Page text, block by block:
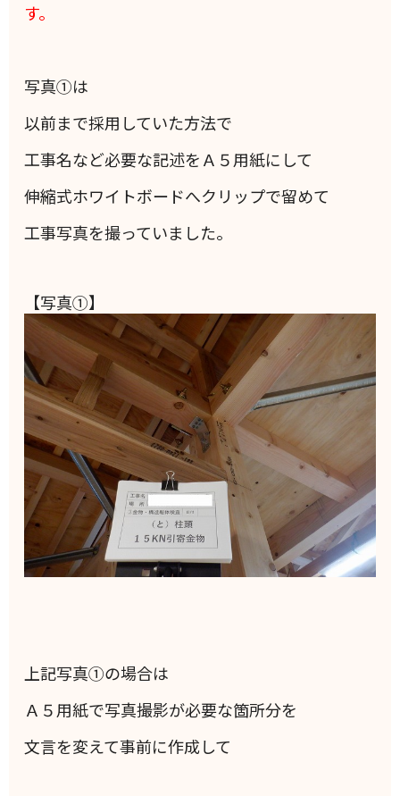
す。
写真①は
以前まで採用していた方法で
工事名など必要な記述をＡ５用紙にして
伸縮式ホワイトボードへクリップで留めて
工事写真を撮っていました。
【写真①】
上記写真①の場合は
Ａ５用紙で写真撮影が必要な箇所分を
文言を変えて事前に作成して